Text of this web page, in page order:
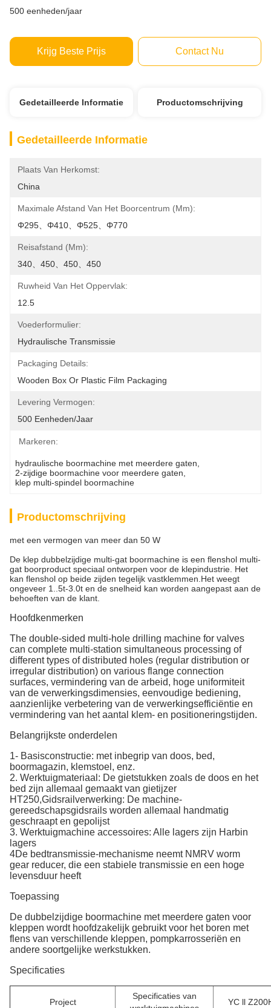
500 eenheden/jaar
Krijg Beste Prijs Contact Nu
Gedetailleerde Informatie Productomschrijving
Gedetailleerde Informatie
Plaats Van Herkomst:
China
Maximale Afstand Van Het Boorcentrum (mm):
Φ295、φ410、φ525、φ770
Reisafstand (mm):
340、450、450、450
Ruwheid Van Het Oppervlak:
12.5
Voederformulier:
Hydraulische Transmissie
Packaging Details:
Wooden Box Or Plastic Film Packaging
Levering Vermogen:
500 Eenheden/jaar
Markeren:
hydraulische boormachine met meerdere gaten
2-zijdige boormachine voor meerdere gaten
klep multi-spindel boormachine
Productomschrijving
met een vermogen van meer dan 50 W
De klep dubbelzijdige multi-gat boormachine is een flenshol multi-
gat boorproduct speciaal ontworpen voor de klepindustrie. Het
kan flenshol op beide zijden tegelijk vastklemmen.Het weegt
ongeveer 1..5t-3.0t en de snelheid kan worden aangepast aan de
behoeften van de klant.
Hoofdkenmerken
The double-sided multi-hole drilling machine for valves
can complete multi-station simultaneous processing of
different types of distributed holes (regular distribution or
irregular distribution) on various flange connection
surfaces, vermindering van de arbeid, hoge uniformiteit
van de verwerkingsdimensies, eenvoudige bediening,
aanzienlijke verbetering van de verwerkingsefficiëntie en
vermindering van het aantal klem- en positioneringstijden.
Belangrijkste onderdelen
1- Basisconstructie: met inbegrip van doos, bed,
boormagazin, klemstoel, enz.
2. Werktuigmateriaal: De gietstukken zoals de doos en het
bed zijn allemaal gemaakt van gietijzer
HT250,Gidsrailverwerking: De machine-
gereedschapsgidsrails worden allemaal handmatig
geschraapt en gepolijst
3. Werktuigmachine accessoires: Alle lagers zijn Harbin
lagers
4De bedtransmissie-mechanisme neemt NMRV worm
gear reducer, die een stabiele transmissie en een hoge
levensduur heeft
Toepassing
De dubbelzijdige boormachine met meerdere gaten voor
kleppen wordt hoofdzakelijk gebruikt voor het boren met
flens van verschillende kleppen, pompkarrosseriën en
andere soortgelijke werkstukken.
Specificaties
Project
Specificaties van
YC ll